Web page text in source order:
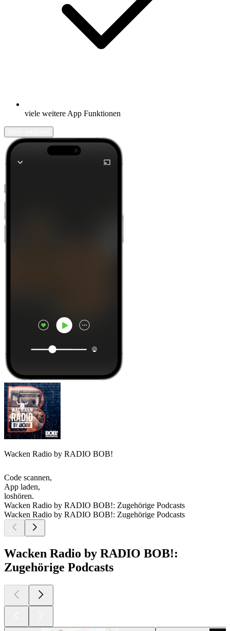
viele weitere App Funktionen
Wacken Radio by RADIO BOB!
Code scannen,
App laden,
loshören.
Wacken Radio by RADIO BOB!: Zugehörige Podcasts
Wacken Radio by RADIO BOB!: Zugehörige Podcasts
Wacken Radio by RADIO BOB!:
Zugehörige Podcasts